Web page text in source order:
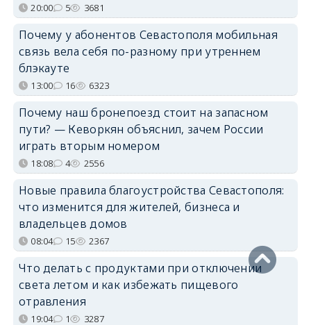
20:00 5 3681
Почему у абонентов Севастополя мобильная
связь вела себя по-разному при утреннем
блэкауте
13:00 16 6323
Почему наш бронепоезд стоит на запасном
пути? — Кеворкян объяснил, зачем России
играть вторым номером
18:08 4 2556
Новые правила благоустройства Севастополя:
что изменится для жителей, бизнеса и
владельцев домов
08:04 15 2367
Что делать с продуктами при отключении
света летом и как избежать пищевого
отравления
19:04 1 3287